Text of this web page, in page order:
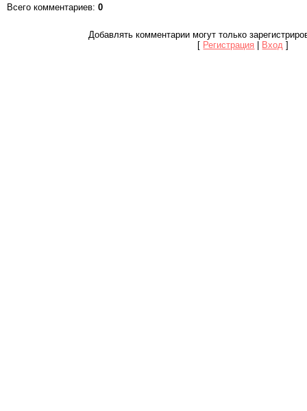
Всего комментариев: 0
Добавлять комментарии могут только
[ Регистрация Вход ]